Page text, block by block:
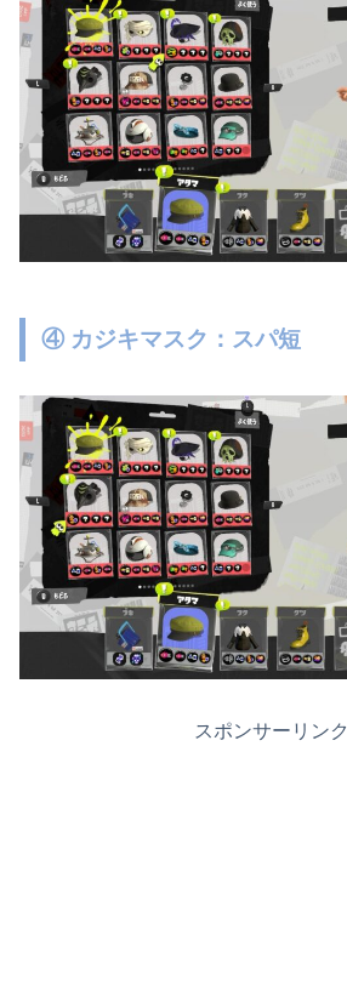
④ カジキマスク：スパ短
スポンサーリンク